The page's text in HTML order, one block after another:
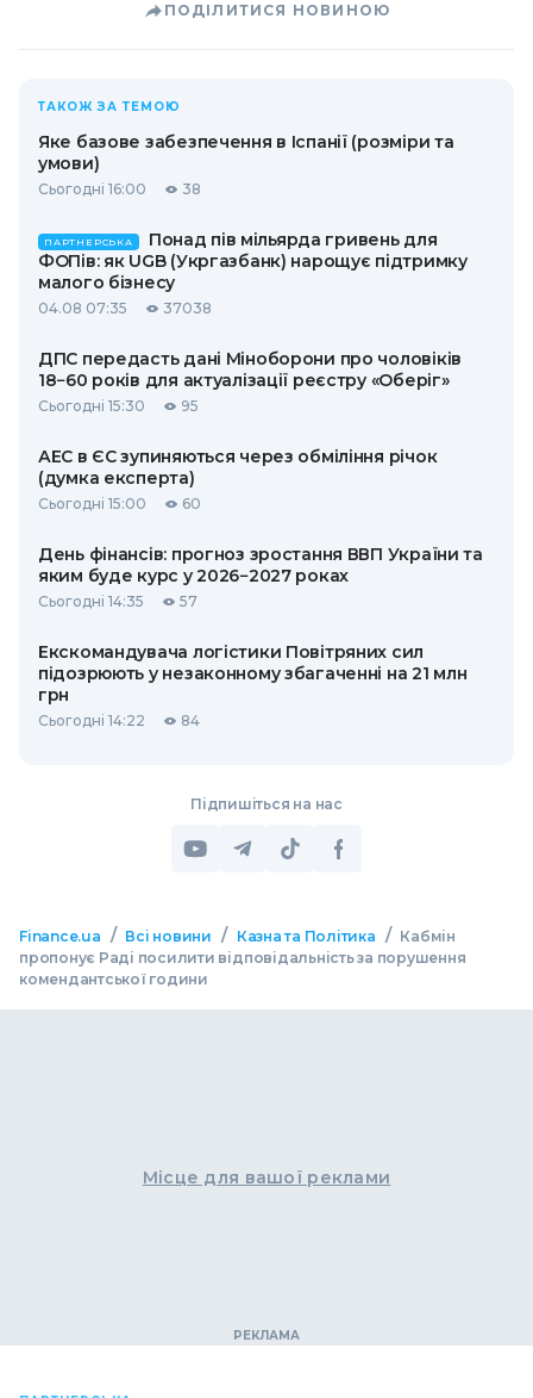
ПОДІЛИТИСЯ НОВИНОЮ
ТАКОЖ ЗА ТЕМОЮ
Яке базове забезпечення в Іспанії (розміри та
умови)
Сьогодні 16:00 38
ПАРТНЕРСЬКА
Понад пів мільярда гривень для
ФОПів: як UGB (Укргазбанк) нарощує підтримку
малого бізнесу
04.08 07:35 37038
ДПС передасть дані Міноборони про чоловіків
18−60 років для актуалізації реєстру «Оберіг»
Сьогодні 15:30 95
АЕС в ЄС зупиняються через обміління річок
(думка експерта)
Сьогодні 15:00 60
День фінансів: прогноз зростання ВВП України та
яким буде курс у 2026−2027 роках
Сьогодні 14:35 57
Екскомандувача логістики Повітряних сил
підозрюють у незаконному збагаченні на 21 млн
грн
Сьогодні 14:22 84
Підпишіться на нас
Finance.ua / Всі новини / Казна та Політика / Кабмін
пропонує Раді посилити відповідальність за порушення
комендантської години
Місце для вашої реклами